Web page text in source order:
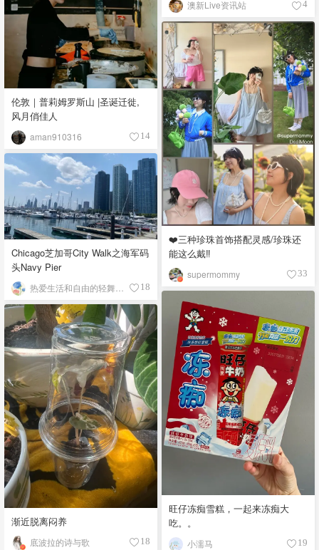
澳新Live资讯站 4
伦敦｜普莉姆罗斯山 |圣诞迁徙,
风月俏佳人
aman910316 14
❤️三种珍珠首饰搭配灵感/珍珠还
能这么戴‼️
supermommy 33
Chicago芝加哥City Walk之海军码
头Navy Pier
18
旺仔冻痴雪糕，一起来冻痴大
吃。。
小濡马 19
渐近脱离闷养
底波拉的诗与歌 18